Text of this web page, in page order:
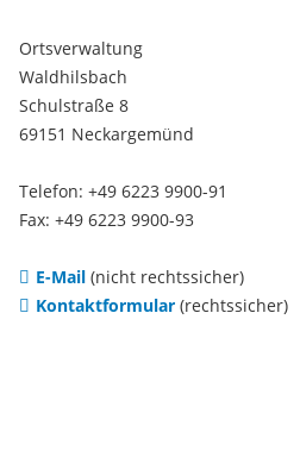
Ortsverwaltung
Waldhilsbach
Schulstraße 8
69151 Neckargemünd
Telefon: +49 6223 9900-91
Fax: +49 6223 9900-93
E-Mail(nicht rechtssicher)
Kontaktformular(rechtssicher)